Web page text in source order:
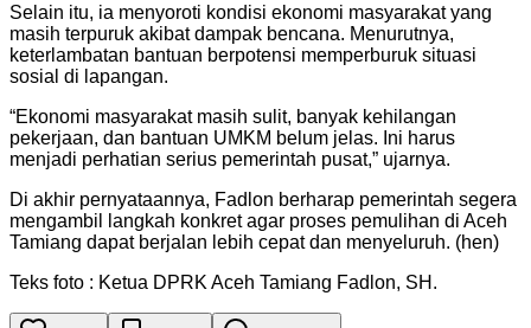
Selain itu, ia menyoroti kondisi ekonomi masyarakat yang
masih terpuruk akibat dampak bencana. Menurutnya,
keterlambatan bantuan berpotensi memperburuk situasi
sosial di lapangan.
“Ekonomi masyarakat masih sulit, banyak kehilangan
pekerjaan, dan bantuan UMKM belum jelas. Ini harus
menjadi perhatian serius pemerintah pusat,” ujarnya.
Di akhir pernyataannya, Fadlon berharap pemerintah segera
mengambil langkah konkret agar proses pemulihan di Aceh
Tamiang dapat berjalan lebih cepat dan menyeluruh. (hen)
Teks foto : Ketua DPRK Aceh Tamiang Fadlon, SH.